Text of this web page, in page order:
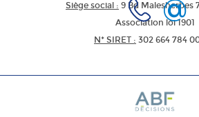
Siège social : 9 Bd Malesherbes
Association loi 1901
N* SIRET : 302 664 784